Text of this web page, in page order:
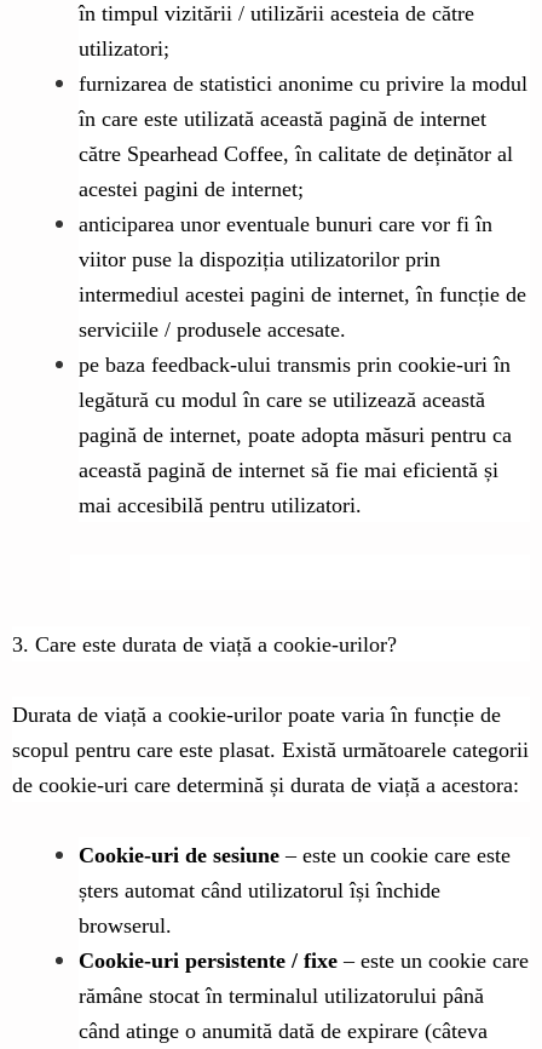
în timpul vizitării / utilizării acesteia de către
utilizatori;
furnizarea de statistici anonime cu privire la modul
în care este utilizată această pagină de internet
către Spearhead Coffee, în calitate de deținător al
acestei pagini de internet;
anticiparea unor eventuale bunuri care vor fi în
viitor puse la dispoziția utilizatorilor prin
intermediul acestei pagini de internet, în funcție de
serviciile / produsele accesate.
pe baza feedback-ului transmis prin cookie-uri în
legătură cu modul în care se utilizează această
pagină de internet, poate adopta măsuri pentru ca
această pagină de internet să fie mai eficientă și
mai accesibilă pentru utilizatori.
3. Care este durata de viață a cookie-urilor?
Durata de viață a cookie-urilor poate varia în funcție de
scopul pentru care este plasat. Există următoarele categorii
de cookie-uri care determină și durata de viață a acestora:
Cookie-uri de sesiune– este un cookie care este
șters automat când utilizatorul își închide
browserul.
Cookie-uri persistente / fixe– este un cookie care
rămâne stocat în terminalul utilizatorului până
când atinge o anumită dată de expirare (câteva